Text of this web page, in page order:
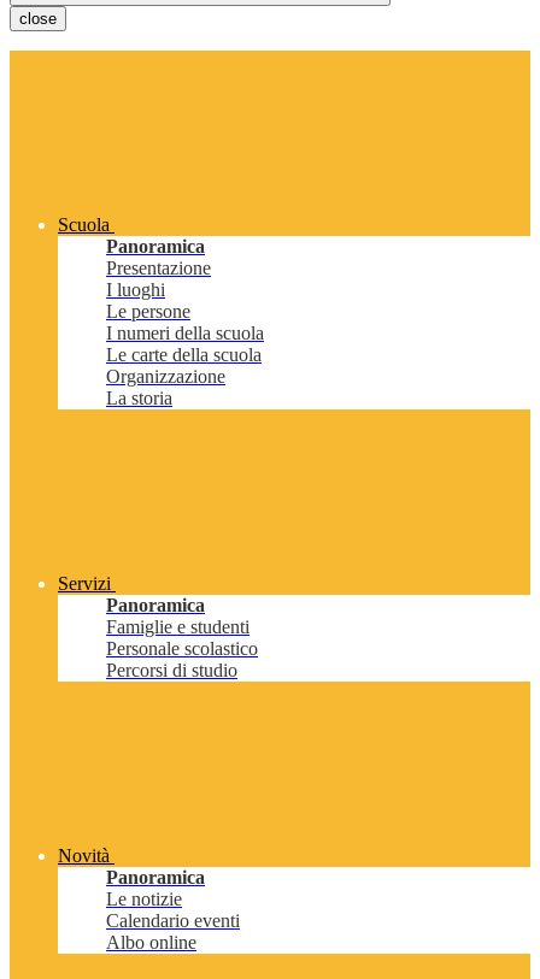
close
Scuola
Panoramica
Presentazione
I luoghi
Le persone
I numeri della scuola
Le carte della scuola
Organizzazione
La storia
Servizi
Panoramica
Famiglie e studenti
Personale scolastico
Percorsi di studio
Novità
Panoramica
Le notizie
Calendario eventi
Albo online